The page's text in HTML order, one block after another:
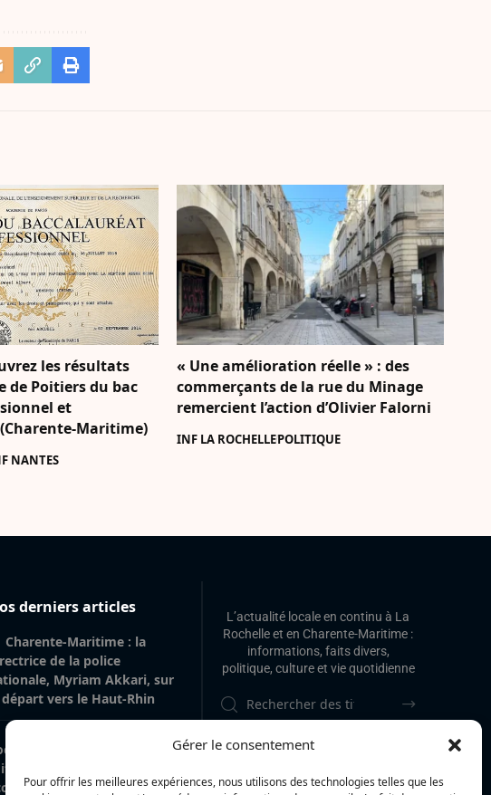
Gérer le consentement
Pour offrir les meilleures expériences, nous utilisons des technologies telles que les
les résultats
de Poitiers du bac
et
Maritime)
NANTES
« Une amélioration réelle » : des
commerçants de la rue du Minage
remercient l’action d’Olivier Falorni
INF LA ROCHELLEPOLITIQUE
derniers articles
Charente-Maritime : la
de la police
Myriam Akkari, sur
départ vers le Haut-Rhin
Incendie à la gare de La
: près de 20 m² de
brûlés, l’origine
privilégiée
L’actualité locale en continu à La
Rochelle et en Charente-Maritime :
informations, faits divers,
politique, culture et vie quotidienne